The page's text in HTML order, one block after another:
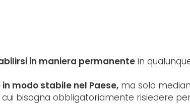
in maniera permanente in
modo stabile nel Paese, ma solo
bisogna obbligatoriamente risiedere